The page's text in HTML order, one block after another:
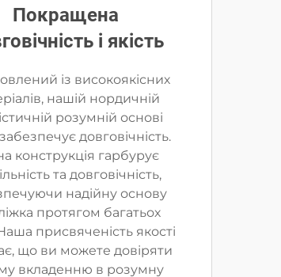
Покращена
і якість
із високоякісних
нашій нордичній
розумній основі
довговічність.
конструкція гарбурує
та довговічність,
надійну основу
протягом багатьох
присвяченість якості
що ви можете довіряти
вкладенню в розумну